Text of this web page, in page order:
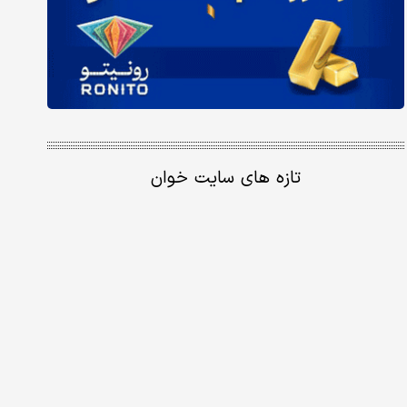
تازه های سایت خوان